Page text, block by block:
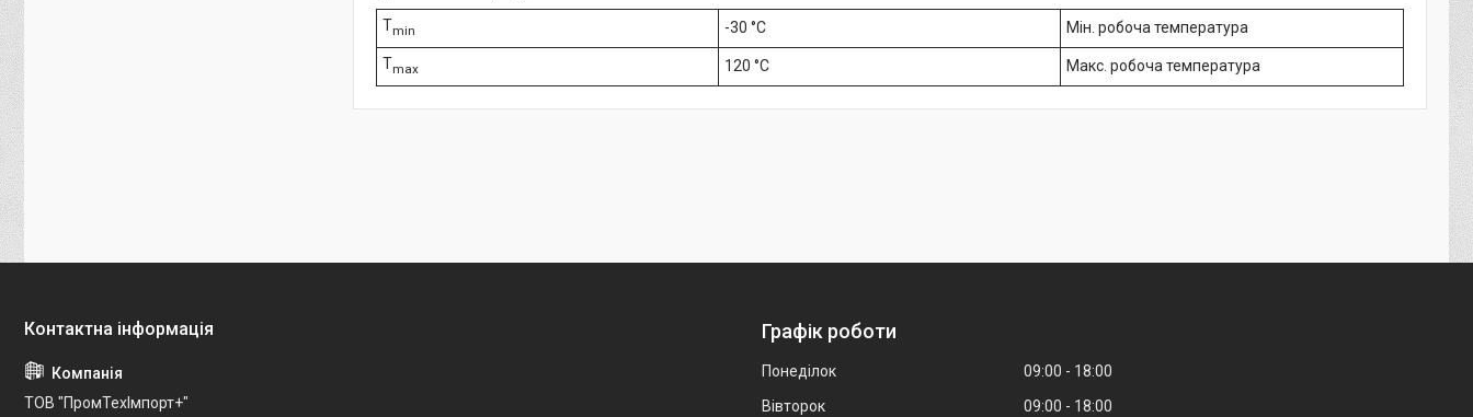
Tmin -30 °C Мін. робоча температура
Tmax 120 °C Макс. робоча температура
ТОВ "ПромТехІмпорт+"
Графік роботи
Понеділок 09:00
18:00
Вівторок
09:00
18:00